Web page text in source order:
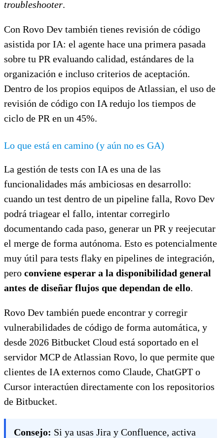
troubleshooter.
Con Rovo Dev también tienes revisión de código
asistida por IA: el agente hace una primera pasada
sobre tu PR evaluando calidad, estándares de la
organización e incluso criterios de aceptación.
Dentro de los propios equipos de Atlassian, el uso de
revisión de código con IA redujo los tiempos de
ciclo de PR en un 45%.
Lo que está en camino (y aún no es GA)
La gestión de tests con IA es una de las
funcionalidades más ambiciosas en desarrollo:
cuando un test dentro de un pipeline falla, Rovo Dev
podrá triagear el fallo, intentar corregirlo
documentando cada paso, generar un PR y reejecutar
el merge de forma autónoma. Esto es potencialmente
muy útil para tests flaky en pipelines de integración,
pero conviene esperar a la disponibilidad general
antes de diseñar flujos que dependan de ello.
Rovo Dev también puede encontrar y corregir
vulnerabilidades de código de forma automática, y
desde 2026 Bitbucket Cloud está soportado en el
servidor MCP de Atlassian Rovo, lo que permite que
clientes de IA externos como Claude, ChatGPT o
Cursor interactúen directamente con los repositorios
de Bitbucket.
Consejo: Si ya usas Jira y Confluence, activa